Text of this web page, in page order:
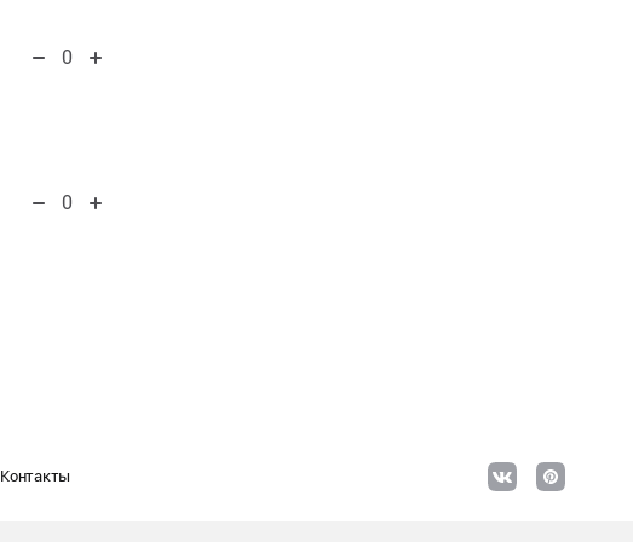
0
0
Контакты